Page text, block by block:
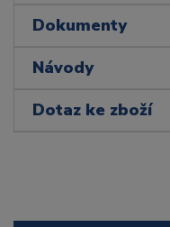
Dokumenty
Návody
Dotaz ke zboží